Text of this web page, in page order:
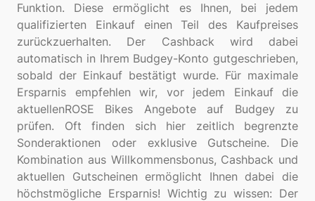
Funktion. Diese ermöglicht es Ihnen, bei jedem
qualifizierten Einkauf einen Teil des Kaufpreises
zurückzuerhalten. Der Cashback wird dabei
automatisch in Ihrem Budgey-Konto gutgeschrieben,
sobald der Einkauf bestätigt wurde. Für maximale
Ersparnis empfehlen wir, vor jedem Einkauf die
aktuellenROSE Bikes Angebote auf Budgey zu
prüfen. Oft finden sich hier zeitlich begrenzte
Sonderaktionen oder exklusive Gutscheine. Die
Kombination aus Willkommensbonus, Cashback und
aktuellen Gutscheinen ermöglicht Ihnen dabei die
höchstmögliche Ersparnis! Wichtig zu wissen: Der